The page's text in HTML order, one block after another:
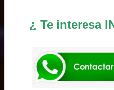
¿ Te interesa